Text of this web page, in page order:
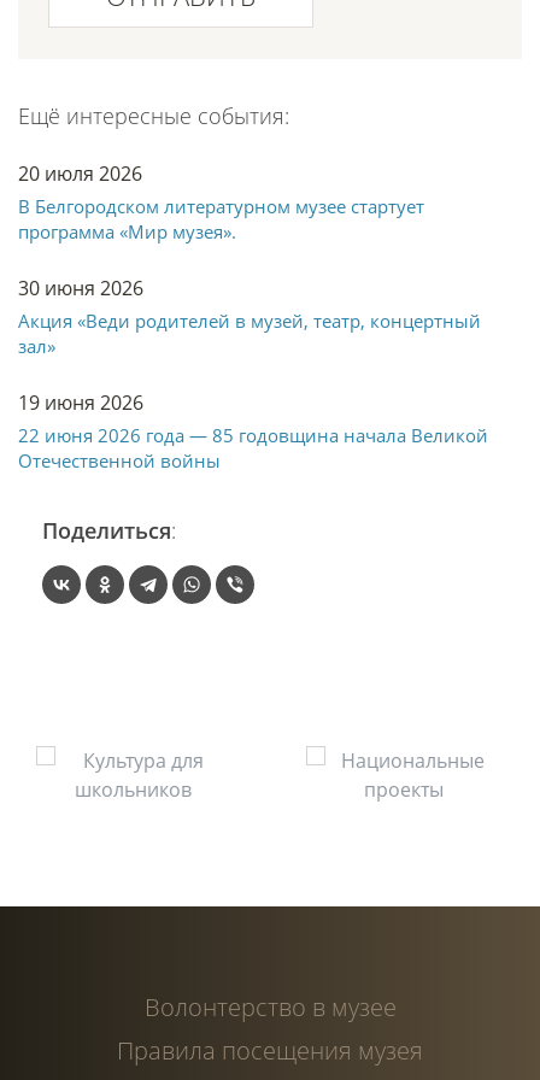
Ещё интересные события:
20 июля 2026
В Белгородском литературном музее стартует
программа «Мир музея».
30 июня 2026
Акция «Веди родителей в музей, театр, концертный
зал»
19 июня 2026
22 июня 2026 года — 85 годовщина начала Великой
Отечественной войны
Поделиться:
Волонтерство в музее
Правила посещения музея